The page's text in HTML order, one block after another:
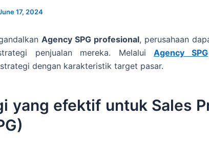
17, 2024
Agency SPG profesional, perusahaan
penjualan mereka. Melalui Agency SPG
dengan karakteristik target pasar.
yang efektif untuk Sales